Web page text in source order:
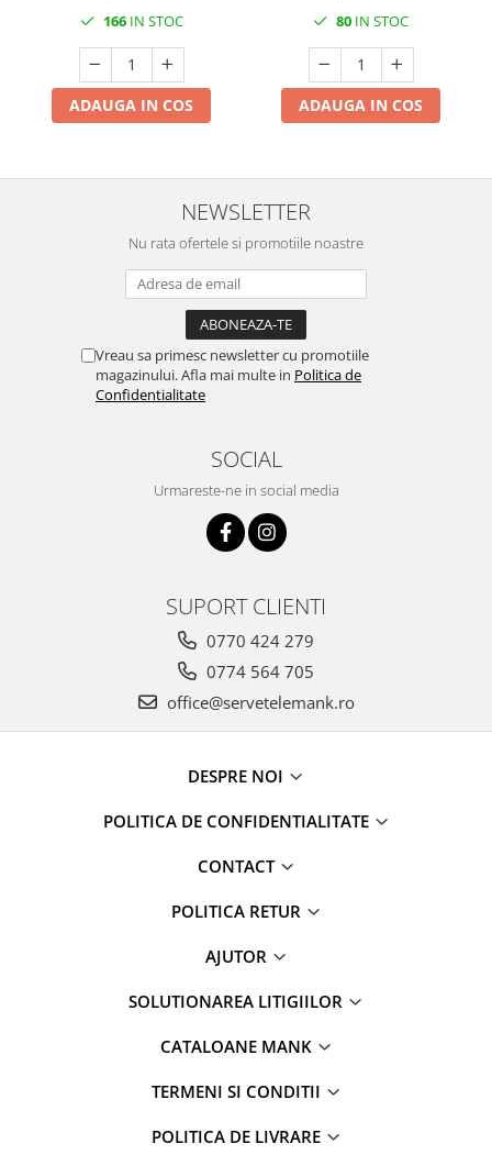
166IN STOC
ADAUGA IN COS
80 IN STOC
ADAUGA IN COS
NEWSLETTER
Nu rata ofertele si promotiile noastre
Vreau sa primesc newsletter cu promotiile
magazinului. Afla mai multe in Politica de
Confidentialitate
SOCIAL
Urmareste-ne in social media
SUPORT CLIENTI
0770 424 279
0774 564 705
office@servetelemank.ro
DESPRE NOI
POLITICA DE CONFIDENTIALITATE
CONTACT
POLITICA RETUR
AJUTOR
SOLUTIONAREA LITIGIILOR
CATALOANE MANK
TERMENI SI CONDITII
POLITICA DE LIVRARE